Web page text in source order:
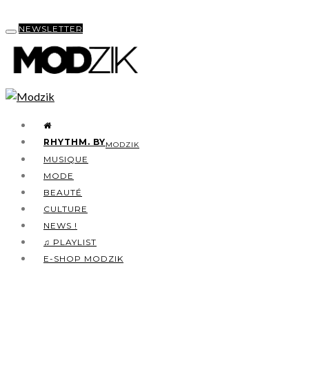
NEWSLETTER
RHYTHM. BYMODZIK
MUSIQUE
MODE
BEAUTÉ
CULTURE
NEWS !
♫ PLAYLIST
E-SHOP MODZIK